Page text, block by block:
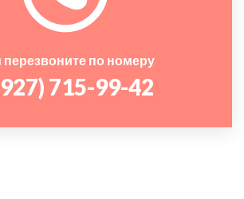
перезвоните по номеру
715-99-42